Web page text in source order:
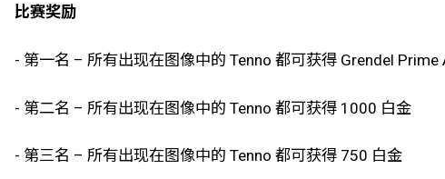
比赛奖励
- 第一名 – 所有出现在图像中的 Tenno 都可获得 Grendel Prime
- 第二名 – 所有出现在图像中的 Tenno 都可获得 1000 白金
- 第三名 – 所有出现在图像中的 Tenno 都可获得 750 白金